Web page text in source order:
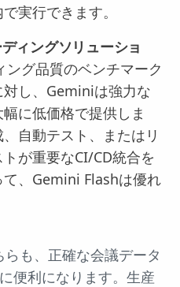
実行できます。
ィングソリューショ
グ品質のベンチマーク
し、Geminiは強力な
に低価格で提供しま
自動テスト、またはリ
が重要なCI/CD統合を
、Gemini Flashは優れ
も、正確な会議データ
便利になります。生産